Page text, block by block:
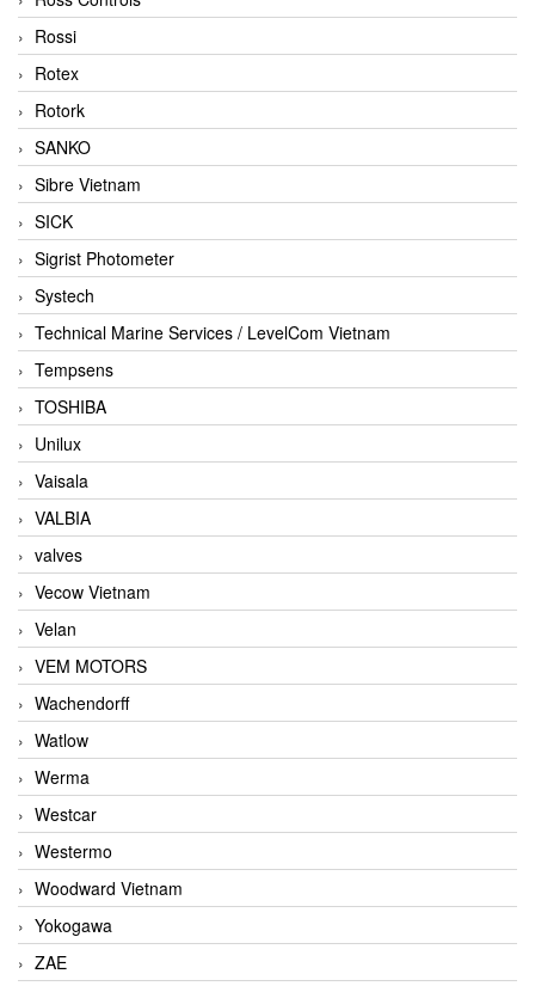
Rossi
Rotex
Rotork
SANKO
Sibre Vietnam
SICK
Sigrist Photometer
Systech
Technical Marine Services / LevelCom Vietnam
Tempsens
TOSHIBA
Unilux
Vaisala
VALBIA
valves
Vecow Vietnam
Velan
VEM MOTORS
Wachendorff
Watlow
Werma
Westcar
Westermo
Woodward Vietnam
Yokogawa
ZAE